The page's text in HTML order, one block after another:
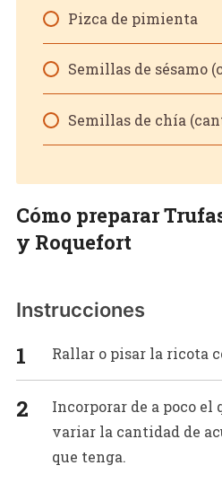
Pizca de pimienta
Semillas de sésamo
Semillas de chía
Cómo preparar
y Roquefort
Instrucciones
Rallar o pisar la ricota
Incorporar de a poco el
variar la cantidad de
que tenga.